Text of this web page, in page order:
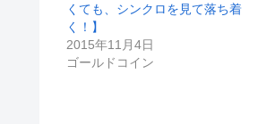
くても、シンクロを見て落ち着
く！】
2015年11月4日
ゴールドコイン